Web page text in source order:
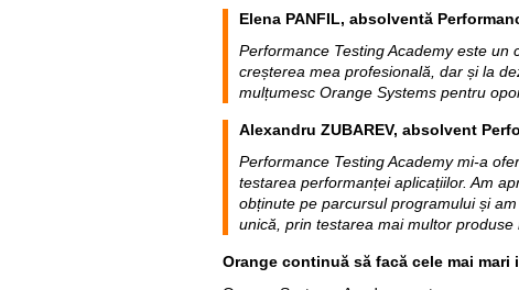
Elena PANFIL, absolventă
Performance Testing Academy este
creșterea mea profesională, dar și la
mulțumesc Orange Systems pentru
Alexandru ZUBAREV, absolvent
Performance Testing Academy mi-a
testarea performanței aplicațiilor. Am
obținute pe parcursul programului și
unică, prin testarea mai multor produse
Orange continuă să facă cele mai